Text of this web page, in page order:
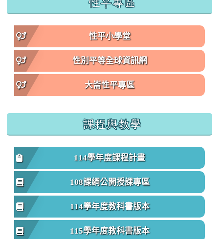
性平專區
性平小學堂
性別平等全球資訊網
大崙性平專區
課程與教學
114學年度課程計畫
108課綱公開授課專區
114學年度教科書版本
115學年度教科書版本